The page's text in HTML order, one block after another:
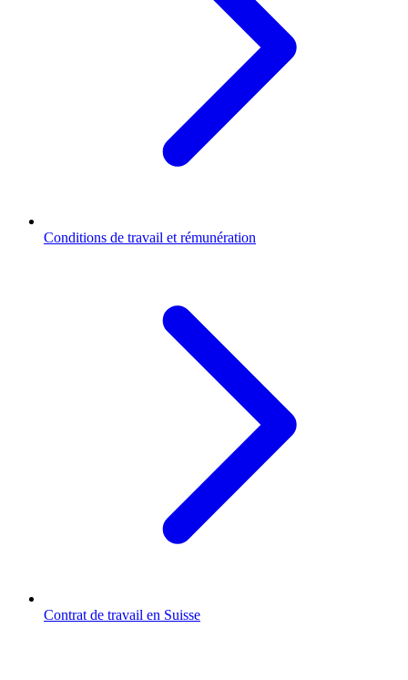
Conditions de travail et rémunération
Contrat de travail en Suisse